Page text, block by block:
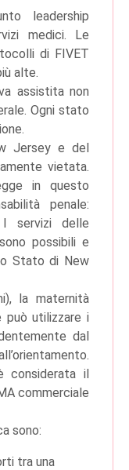
leadership
medici. Le
di FIVET
alte.
assistita non
Ogni stato
Jersey e del
vietata.
in questo
penale:
I servizi delle
possibili e
Stato di New
la maternità
può utilizzare i
dal
considerata il
commerciale
sono:
tra una